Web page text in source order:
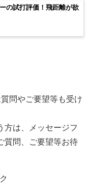
の試打評価！飛距離が欲
問やご要望等も受け
方は、メッセージフ
質問、ご要望等お待